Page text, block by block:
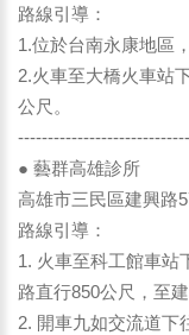
路線引導：
1.位於台南永康地區
2.火車至大橋火車站
公尺。
● 藝群高雄診所
高雄市三民區建興路
路線引導：
1. 火車至科工館車站
路直行850公尺，至
2. 開車九如交流道下